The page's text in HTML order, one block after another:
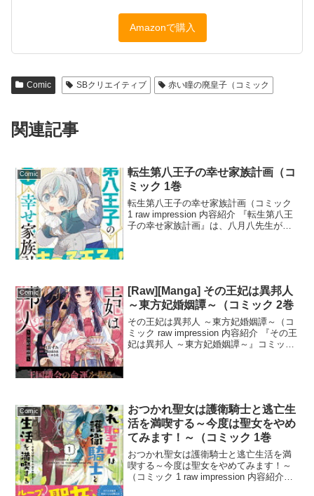
Amazonで購入
Comic SBクリエイティブ 赤い瞳の廃皇子（コミック
関連記事
Comic
転生第八王子の幸せ家族計画（コ
ミック 1巻
転生第八王子の幸せ家族計画（コミック
1 raw impression 内容紹介 『転生第八王
子の幸せ家族計画』は、八月八先生が贈
Comic
[Raw][Manga] その王妃は異邦人
～東方妃婚姻譚～（コミック 2巻
その王妃は異邦人 ～東方妃婚姻譚～（コ
ミック raw impression 内容紹介 『その王
妃は異邦人 ～東方妃婚姻譚～』コミック
Comic
おつかれ聖女は護衛騎士と逃亡生
活を満喫する～今度は聖女をやめ
てみます！～（コミック 1巻
おつかれ聖女は護衛騎士と逃亡生活を満
喫する～今度は聖女をやめてみます！～
（コミック 1 raw impression 内容紹介